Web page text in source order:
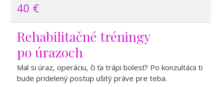
40 €
Rehabilitačné tréningy
po úrazoch
Mal si úraz, operáciu, či ťa trápi bolesť? Po konzultácii ti
bude pridelený postup ušitý práve pre teba.